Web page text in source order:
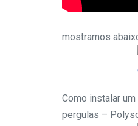
mostramos
Como instalar
pergulas –